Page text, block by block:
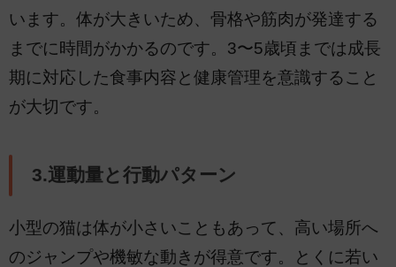
います。体が大きいため、骨格や筋肉が発達する
までに時間がかかるのです。3〜5歳頃までは成長
期に対応した食事内容と健康管理を意識すること
が大切です。
3.運動量と行動パターン
小型の猫は体が小さいこともあって、高い場所へ
のジャンプや機敏な動きが得意です。とくに若い